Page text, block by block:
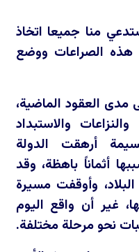
منا جميعا اتخاذ
الصراعات ووضع
العقود الماضية،
والاستبداد
أرهقت الدولة
أثماناً باهظة، وقد
وأوقفت مسيرة
غير أن واقع اليوم
نحو مرحلة مختلفة.